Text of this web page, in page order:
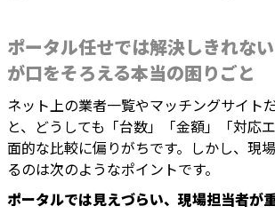
ポータル任せでは解決しきれな
が口をそろえる本当の困りごと
ネット上の業者一覧やマッチングサイト
と、どうしても「台数」「金額」「対応
面的な比較に偏りがちです。しかし、現
るのは次のようなポイントです。
ポータルでは見えづらい、現場担当者が